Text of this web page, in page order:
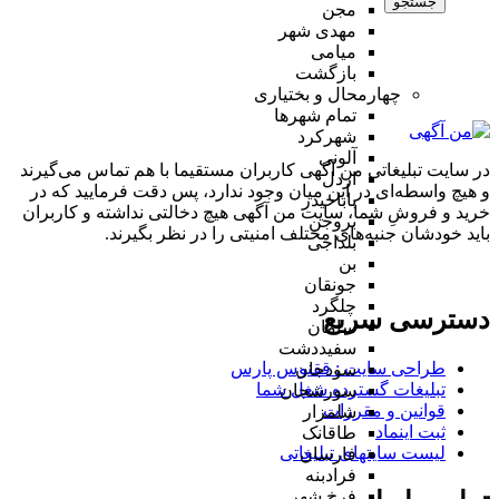
مجن
مهدی شهر
میامی
بازگشت
چهارمحال و بختیاری
تمام شهر‌ها
شهرکرد
آلونی
اردل
باباحیدر
بروجن
بلداجی
بن
جونقان
چلگرد
سامان
سفیددشت
سودجان
سورشجان
شلمزار
طاقانک
فارسان
فرادبنه
در سایت تبلیغاتی من آگهی کاربران مستقیما با هم تماس می‌گیرند
و هیچ واسطه‌ای در این میان وجود ندارد، پس دقت فرمایید که در
خرید و فروشِ شما، سایت من آگهی هیچ دخالتی نداشته و کاربران
باید خودشان جنبه‌های مختلف امنیتی را در نظر بگیرند.
دسترسی سریع
طراحی سایت :‌ ققنوس پارس
تبلیغات گسترده شغل شما
قوانین و مقررات
ثبت اینماد
لیست سایتهای تبلیغاتی